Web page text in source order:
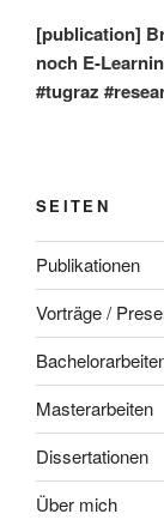
Beitrag
[publication]
noch E-
#tugraz
SEITEN
Publikationen
Vorträge /
Masterarbeiten
Dissertationen
Über mich